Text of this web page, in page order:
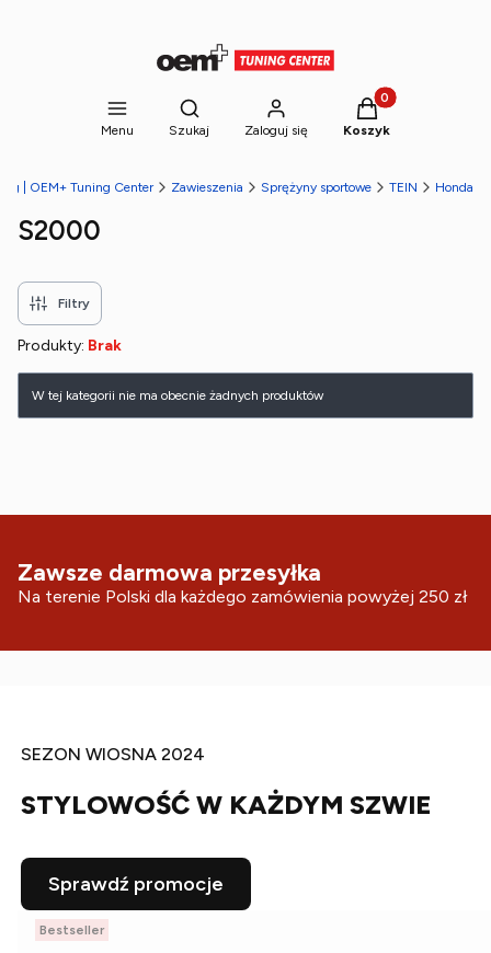
Menu
Otwórz wyszukiwarkę
Szukaj Zaloguj się
Produkty w
Koszyk
| OEM+ Tuning Center Zawieszenia Sprężyny sportowe TEIN Honda
S2000
Filtry
Produkty: Brak
Lista produktów
W tej kategorii nie ma obecnie żadnych produktów
Zawsze darmowa przesyłka
Na terenie Polski dla każdego zamówienia powyżej 250 zł
SEZON WIOSNA 2024
STYLOWOŚĆ W KAŻDYM SZWIE
Sprawdź promocje
Bestseller